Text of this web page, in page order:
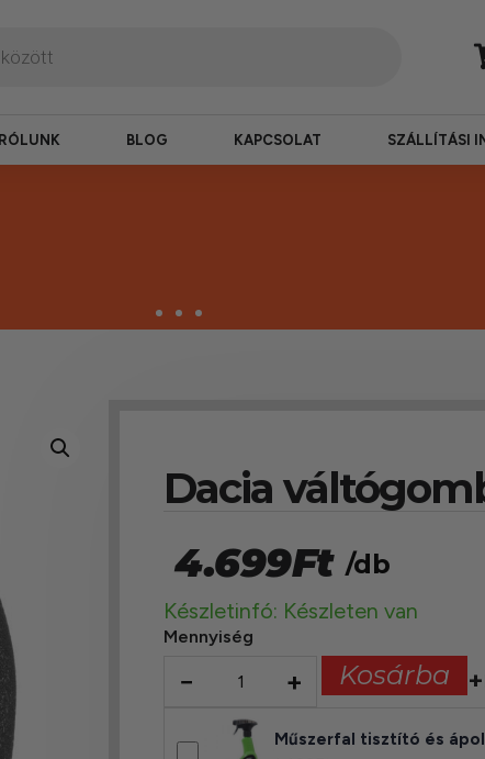
RÓLUNK BLOG KAPCSOLAT SZÁLLÍTÁSI
amelyekben mi is bízunk.
Dacia
4.699Ft /db
Készletinfó: Készleten van
Mennyiség
− + Kosárba
Műszerfal tisztító és